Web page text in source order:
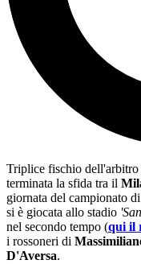
Triplice fischio dell'arbitro
terminata la sfida tra il
giornata del campionato di
si è giocata allo stadio
nel secondo tempo (qui il
i rossoneri di
D'Aversa.